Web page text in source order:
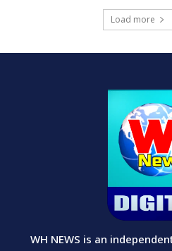
Load more
WH NEWS is an